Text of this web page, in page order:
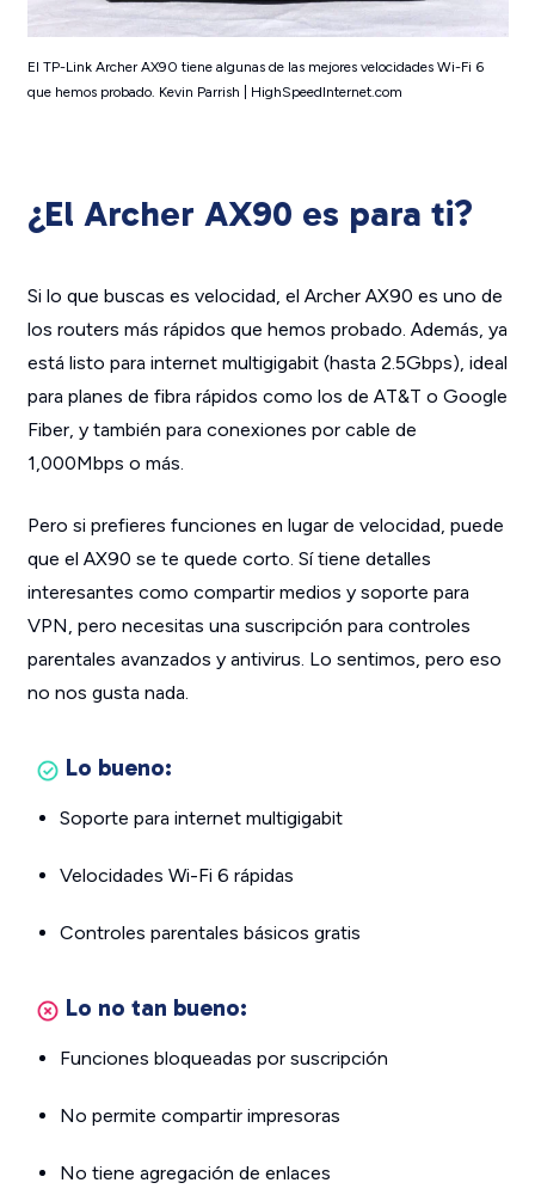
El TP-Link Archer AX90 tiene algunas de las mejores velocidades Wi-Fi 6
que hemos probado. Kevin Parrish | HighSpeedInternet.com
¿El Archer AX90 es para ti?
Si lo que buscas es velocidad, el Archer AX90 es uno de
los routers más rápidos que hemos probado. Además, ya
está listo para internet multigigabit (hasta 2.5Gbps), ideal
para planes de fibra rápidos como los de AT&T o Google
Fiber, y también para conexiones por cable de
1,000Mbps o más.
Pero si prefieres funciones en lugar de velocidad, puede
que el AX90 se te quede corto. Sí tiene detalles
interesantes como compartir medios y soporte para
VPN, pero necesitas una suscripción para controles
parentales avanzados y antivirus. Lo sentimos, pero eso
no nos gusta nada.
Lo bueno:
Soporte para internet multigigabit
Velocidades Wi-Fi 6 rápidas
Controles parentales básicos gratis
Lo no tan bueno:
Funciones bloqueadas por suscripción
No permite compartir impresoras
No tiene agregación de enlaces